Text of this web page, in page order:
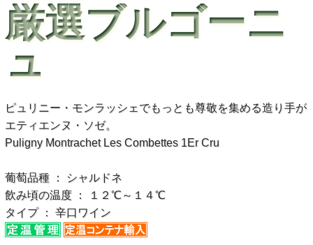
厳選ブルゴーニ
ュ
ピュリニー・モンラッシェでもっとも尊敬を集める造り手が
エティエンヌ・ソゼ。
Puligny Montrachet Les Combettes 1Er Cru
葡萄品種 ： シャルドネ
飲み頃の温度 ： １２℃～１４℃
タイプ ： 辛口ワイン